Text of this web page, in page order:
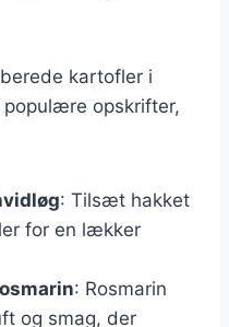
kartofler i
populære opskrifter,
: Tilsæt hakket
for en lækker
: Rosmarin
og smag, der